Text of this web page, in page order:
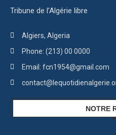
Tribune de l’Algérie libre
Algiers, Algeria
Phone: (213) 00 0000
Email: fcn1954@gmail.com
NOTRE